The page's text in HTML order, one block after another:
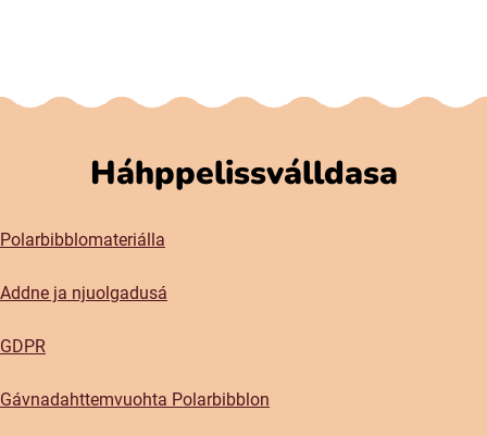
Háhppelissválldasa
Polarbibblomateriálla
Addne ja njuolgadusá
GDPR
Gávnadahttemvuohta Polarbibblon